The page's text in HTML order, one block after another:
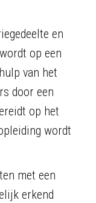
en
op een
van het
door een
op het
wordt
met een
erkend